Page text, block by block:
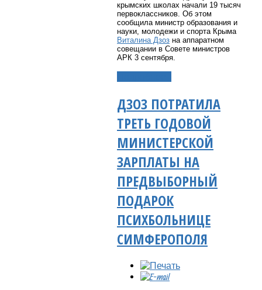
крымских школах начали 19 тысяч
первоклассников. Об этом
сообщила министр образования и
науки, молодежи и спорта Крыма
Виталина Дзоз на аппаратном
совещании в Совете министров
АРК 3 сентября.
ДЗОЗ ПОТРАТИЛА
ТРЕТЬ ГОДОВОЙ
МИНИСТЕРСКОЙ
ЗАРПЛАТЫ НА
ПРЕДВЫБОРНЫЙ
ПОДАРОК
ПСИХБОЛЬНИЦЕ
СИМФЕРОПОЛЯ